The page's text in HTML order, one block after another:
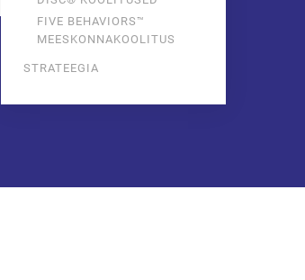
FIVE BEHAVIORS™
MEESKONNAKOOLITUS
STRATEEGIA